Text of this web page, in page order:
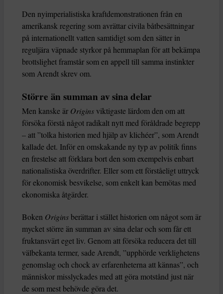
Den nyimperialistiska kraftdemonstrationen från en
amerikansk regering som avrättar civila båtbesättningar
på internationellt vatten samtidigt som den sätter in
reguljära väpnade styrkor på hemmaplan för att bekämpa
brottslighet framstår som en appell till samma instinkter
som Arendt skrev om.
Större än summan av sina delar
Men kanske är Origins viktigaste lärdom den om att
försöka förstå något radikalt nytt med föråldrade begrepp
– att ”tolka historien med hjälp av klichéer”, som Arendt
kallade det. Inför en omskakande ny typ av politik finns
en frestelse att förklara bort den som exempelvis enbart
nationalistiska överdrifter. Eller som ett förståeligt uttryck
för ekonomisk besvikelse, som enkelt kan bemötas med
ekonomiska åtgärder.
Boken Originsberättar i stället historien om något som är
mycket större än summan av sina delar och som får ett
fruktansvärt eget liv. Genom att försöka reducera det till
välbekanta termer, sade Arendt, ”upphörde verklighetens
genomslag och chock av erfarenheterna att kännas”, och
människor misslyckades med att göra motstånd just när
de som mest behövde göra det.